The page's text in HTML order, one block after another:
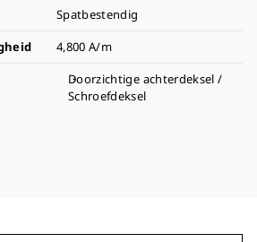
Spatbestendig
4,800 A/m
Doorzichtige achterdeksel /
Schroefdeksel